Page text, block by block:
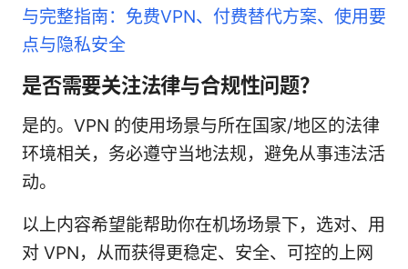
与完整指南：免费VPN、付费替代方案、使用要
点与隐私安全
是否需要关注法律与合规性问题？
是的。VPN 的使用场景与所在国家/地区的法律
环境相关，务必遵守当地法规，避免从事违法活
动。
以上内容希望能帮助你在机场场景下，选对、用
对 VPN，从而获得更稳定、安全、可控的上网